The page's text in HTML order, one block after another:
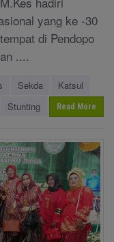
yang ke -30
di Pendopo
....
Sekda
Katsul
Stunting Read More